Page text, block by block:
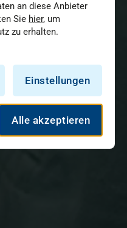
an diese Anbieter
Sie hier, um
zu erhalten.
Einstellungen
Alle akzeptieren